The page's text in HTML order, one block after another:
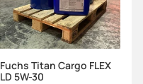
Fuchs Titan Cargo FLEX
LD 5W-30